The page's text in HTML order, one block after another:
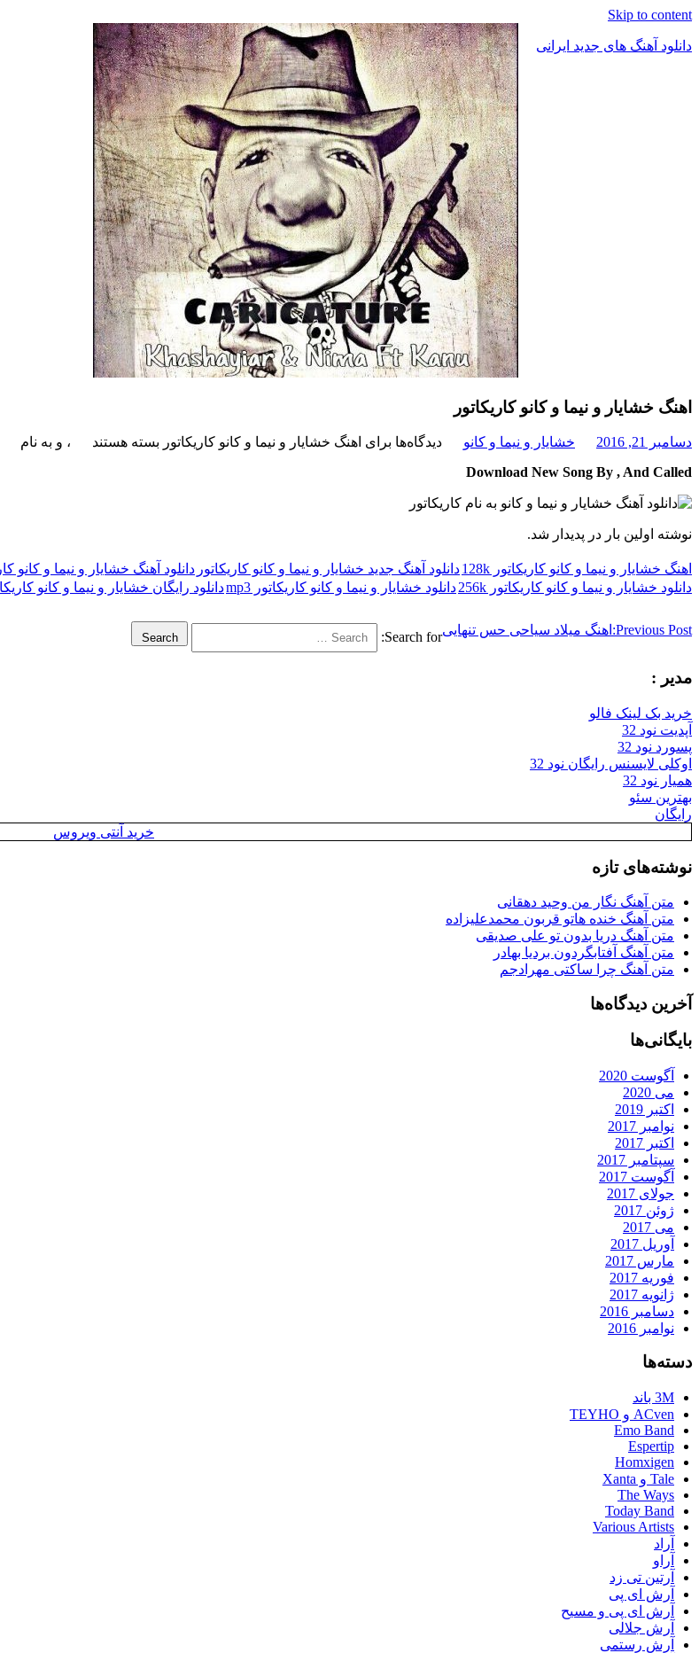
Skip to content
دانلود آهنگ های جدید ایرانی
اهنگ خشایار و نیما و کانو کاریکاتور
دسامبر 21, 2016 خشایار و نیما و کانو دیدگاه‌ها برای اهنگ خشایار و نیما و کانو کاریکاتور بسته هستند ، و به نام
Download New Song By , And Called
نوشته اولین بار در پدیدار شد.
اهنگ خشایار و نیما و کانو کاریکاتور 128k دانلود آهنگ جدید خشایار و نیما و کانو کاریکاتور دانلود آهنگ خشایار و نیما و کانو
دانلود خشایار و نیما و کانو کاریکاتور 256k
دانلود خشایار و نیما و کانو کاریکاتور mp3 دانلود رایگان خشایار و نیما و کانو
Previous Post: اهنگ میلاد سیاحی حس تنهاییSearch for:
Search
مدیر :
خرید بک لینک فالو
آپدیت نود 32
پسورد نود 32
اوکلی لایسنس رایگان نود 32
همیار نود 32
بهترین سئو
رایگان
خرید آنتی ویروس
نوشته‌های تازه
متن آهنگ نگار من وحید دهقانی
متن آهنگ خنده هاتو قربون محمدعلیزاده
متن آهنگ دریا بدون تو علی صدیقی
متن آهنگ آفتابگردون بردیا بهادر
متن آهنگ چرا ساکتی مهرادجم
آخرین دیدگاه‌ها
بایگانی‌ها
آگوست 2020
می 2020
اکتبر 2019
نوامبر 2017
اکتبر 2017
سپتامبر 2017
آگوست 2017
جولای 2017
ژوئن 2017
می 2017
آوریل 2017
مارس 2017
فوریه 2017
ژانویه 2017
دسامبر 2016
نوامبر 2016
دسته‌ها
3M باند
ACven و TEYHO
Emo Band
Espertip
Homxigen
Tale و Xanta
The Ways
Today Band
Various Artists
آراد
آراو
آرتین تی زد
آرش ای پی
آرش ای پی و مسیح
آرش جلالی
آرش رستمی